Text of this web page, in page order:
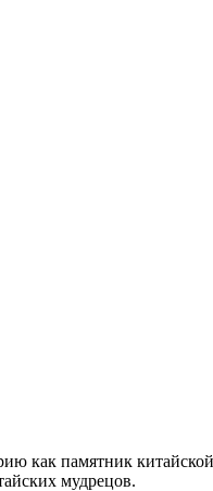
как памятник
мудрецов.